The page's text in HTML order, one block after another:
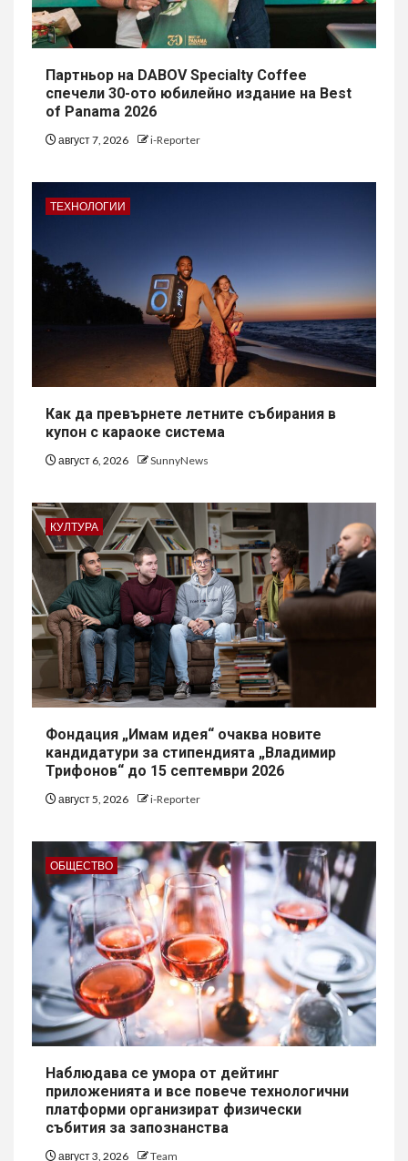
Партньор на DABOV Specialty Coffee
спечели 30-ото юбилейно издание на Best
of Panama 2026
август 7, 2026 i-Reporter
ТЕХНОЛОГИИ
Как да превърнете летните събирания в
купон с караоке система
август 6, 2026 SunnyNews
КУЛТУРА
Фондация „Имам идея“ очаква новите
кандидатури за стипендията „Владимир
Трифонов“ до 15 септември 2026
август 5, 2026 i-Reporter
ОБЩЕСТВО
Наблюдава се умора от дейтинг
приложенията и все повече технологични
платформи организират физически
събития за запознанства
август 3, 2026 Team